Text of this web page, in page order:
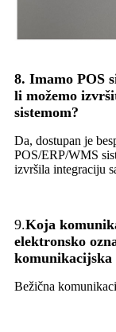
8. Imamo POS
li možemo
sistemom?
Da, dostupan je
POS/ERP/WMS
izvršila integraciju
9.Koja
elektronsko
komunikacijska
Bežična